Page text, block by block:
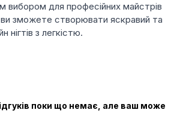
вибором для професійних майстрів
ви зможете створювати яскравий та
нігтів з легкістю.
поки що немає, але ваш може